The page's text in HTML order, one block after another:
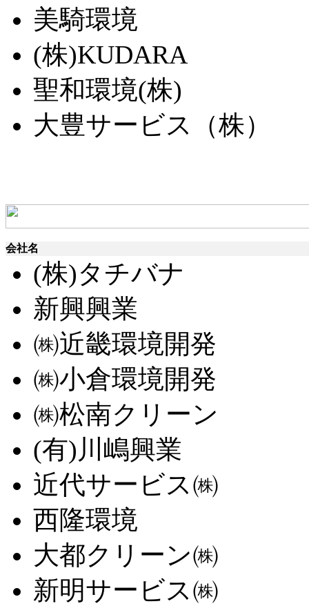
美騎環境
(株)KUDARA
聖和環境(株)
大豊サービス（株）
会社名
(株)タチバナ
新興興業
㈱近畿環境開発
㈱小倉環境開発
㈱松南クリーン
(有)川嶋興業
近代サービス㈱
西隆環境
大都クリーン㈱
新明サービス㈱